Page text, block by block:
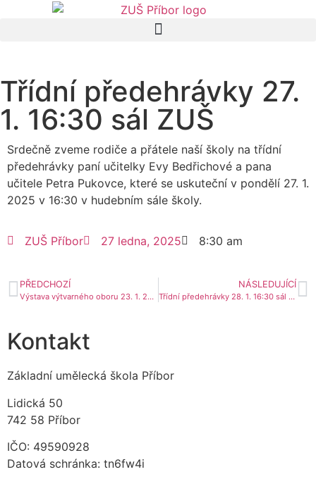
Třídní předehrávky 27.
1. 16:30 sál ZUŠ
Srdečně zveme rodiče a přátele naší školy na třídní
předehrávky paní učitelky Evy Bedřichové a pana
učitele Petra Pukovce, které se uskuteční v pondělí 27. 1.
2025 v 16:30 v hudebním sále školy.
ZUŠ Příbor 27 ledna, 2025 8:30 am
PŘEDCHOZÍ
Výstava výtvarného oboru 23. 1. 2025
NÁSLEDUJÍCÍ
Třídní předehrávky 28. 1. 16:30 sál ZUŠ
Kontakt
Základní umělecká škola Příbor
Lidická 50
742 58 Příbor
IČO: 49590928
Datová schránka: tn6fw4i